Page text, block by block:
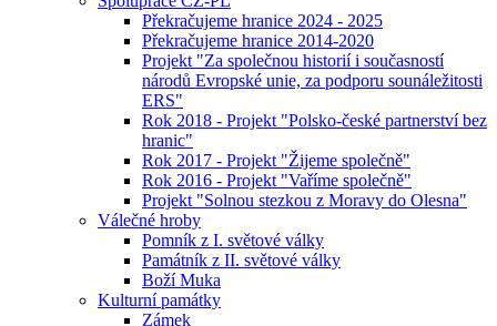
Překračujeme hranice 2024 - 2025
Překračujeme hranice 2014-2020
Projekt "Za společnou historií i současností
národů Evropské unie, za podporu sounáležitosti
ERS"
Rok 2018 - Projekt "Polsko-české partnerství bez
hranic"
Rok 2017 - Projekt "Žijeme společně"
Rok 2016 - Projekt "Vaříme společně"
Projekt "Solnou stezkou z Moravy do Olesna"
Válečné hroby
Pomník z I. světové války
Památník z II. světové války
Boží Muka
Kulturní památky
Zámek